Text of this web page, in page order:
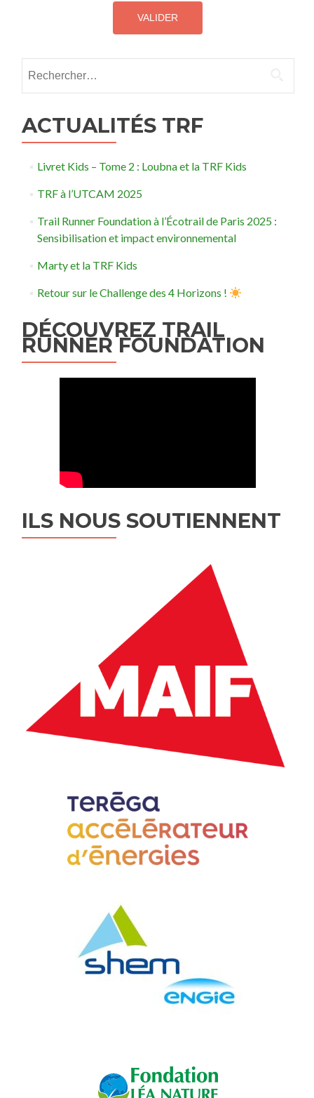
ACTUALITÉS TRF
Livret Kids – Tome 2 : Loubna et la TRF Kids
TRF à l’UTCAM 2025
Trail Runner Foundation à l’Écotrail de Paris 2025 :
Sensibilisation et impact environnemental
Marty et la TRF Kids
Retour sur le Challenge des 4 Horizons !
DÉCOUVREZ TRAIL
RUNNER FOUNDATION
ILS NOUS SOUTIENNENT